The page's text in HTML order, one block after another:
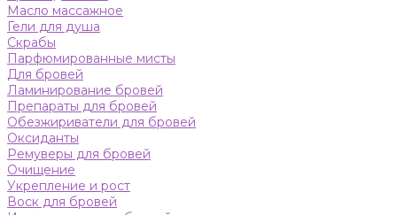
Масло массажное
Гели для душа
Скрабы
Парфюмированные мисты
Для бровей
Ламинирование бровей
Препараты для бровей
Обезжириватели для бровей
Оксиданты
Ремуверы для бровей
Очищение
Укрепление и рост
Воск для бровей